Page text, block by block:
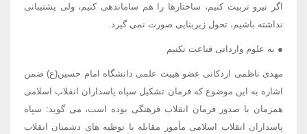
اگر نیرو تربیت کنیم، ساختارها را هم ساماندهی کنیم، ولی پشتیبانی
نداشته باشیم، تحول زیربنایی صورت نمی گیرد.
● به علوم وارداتی قناعت نکنیم
مهدی ناظمی اردکانی عضو هییت علمی دانشگاه امام حسین(ع) ضمن
اشاره به این موضوع که فرمان تشکیل سپاه پاسداران انقلاب اسلامی
همزمان با صدور فرمان انقلاب فرهنگی بوده است، می گوید: سپاه
پاسداران انقلاب اسلامی مأمور مقابله با توطیه های دشمنان انقلاب